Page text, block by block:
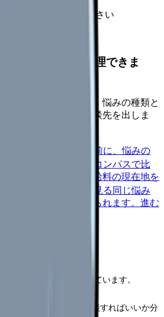
情報を確認してください
べきサインか整理できま
なくても大丈夫です。悩みの種類と
に見るべき記事と相談先を出しま
断
辞めるべきか迷う前に、悩みの
ます。
給料コンパスで比
施設形態から、今の給料の現在地を
匿名掲示板で本音を見る 同じ悩み
だけの問題か確かめられます。 進む
護師さんへ
の看護師さんを想定しています。
疑われるが、どこに相談すればいいか分